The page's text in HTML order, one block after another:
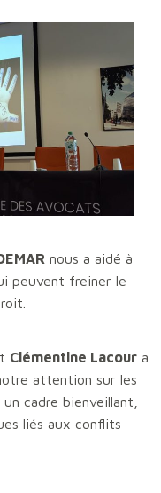
nous a aidé à
peuvent freiner le
Clémentine Lacour a
attention sur les
cadre bienveillant,
liés aux conflits